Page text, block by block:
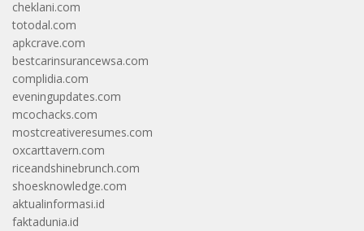
cheklani.com
totodal.com
apkcrave.com
bestcarinsurancewsa.com
complidia.com
eveningupdates.com
mcochacks.com
mostcreativeresumes.com
oxcarttavern.com
riceandshinebrunch.com
shoesknowledge.com
aktualinformasi.id
faktadunia.id